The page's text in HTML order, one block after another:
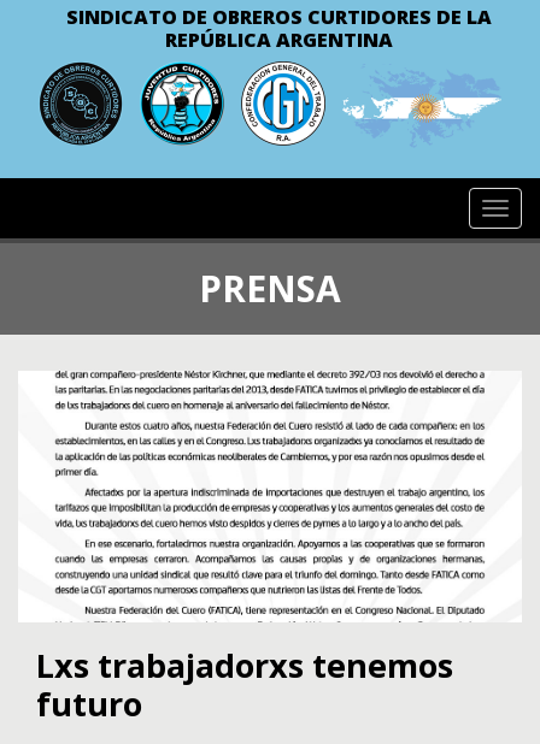
SINDICATO DE OBREROS CURTIDORES DE LA
REPÚBLICA ARGENTINA
PRENSA
Lxs trabajadorxs tenemos
futuro